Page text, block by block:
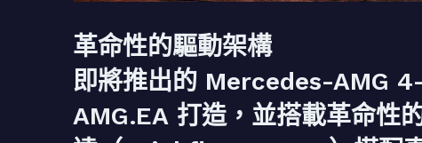
革命性的驅動架構
即將推出的 Mercedes-AMG
AMG.EA 打造，並搭載革命性